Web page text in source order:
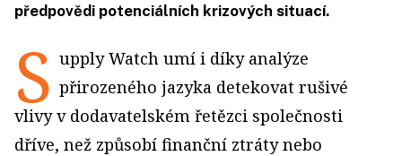
předpovědi potenciálních krizových situací.
S upply Watch umí i díky analýze
přirozeného jazyka detekovat rušivé
vlivy v dodavatelském řetězci společnosti
dříve, než způsobí finanční ztráty nebo